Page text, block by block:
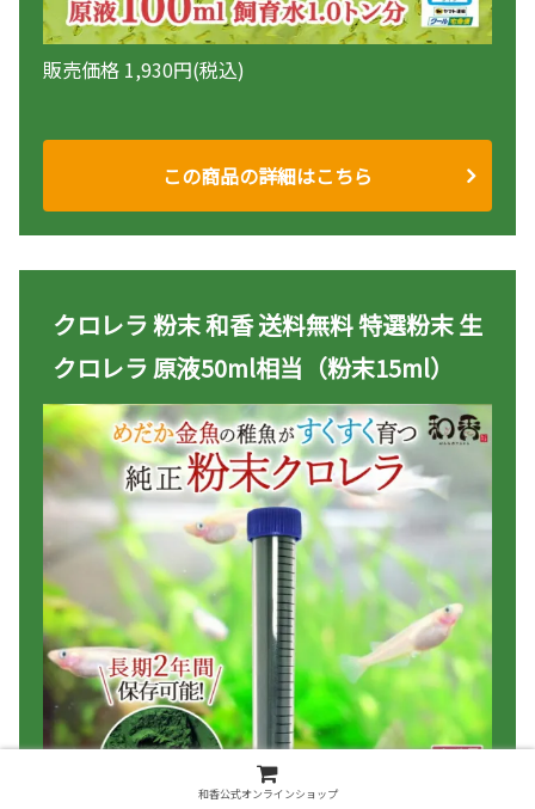
販売価格 1,930円(税込)
この商品の詳細はこちら
クロレラ 粉末 和香 送料無料 特選粉末 生
クロレラ 原液50ml相当（粉末15ml）
和香公式オンラインショップ